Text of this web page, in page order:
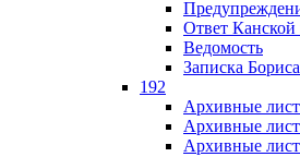
Ответ
Ведомость
Записка
192
Архивные
Архивные
Архивные